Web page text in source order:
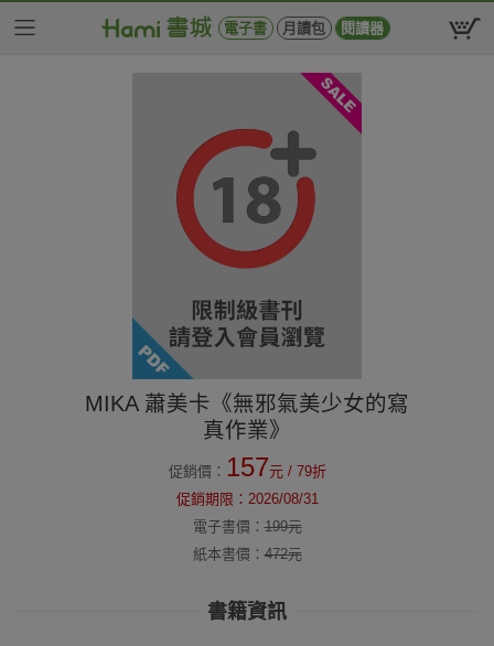
電子書 月讀包 閱讀器
MIKA 蕭美卡《無邪氣美少女的寫
真作業》
促銷價： 157元 / 79折
促銷期限： 2026/08/31
電子書價：199元
紙本書價：472元
書籍資訊